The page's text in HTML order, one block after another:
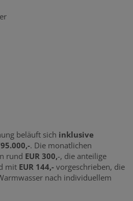
beläuft sich inklusive
. Die monatlichen
rund EUR 300,-, die anteilige
mit EUR 144,- vorgeschrieben, die
nach individuellem